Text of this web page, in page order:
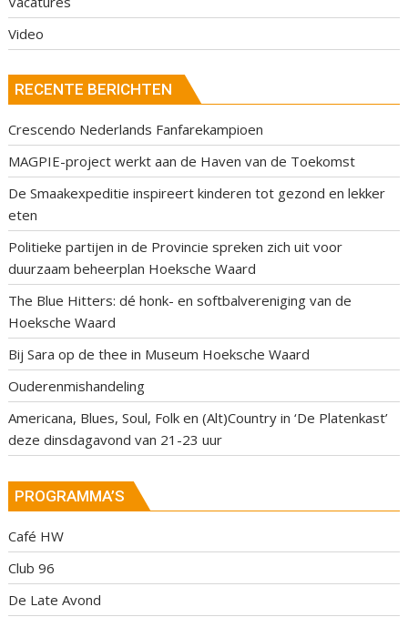
Video
RECENTE BERICHTEN
Crescendo Nederlands Fanfarekampioen
MAGPIE-project werkt aan de Haven van de Toekomst
De Smaakexpeditie inspireert kinderen tot gezond en lekker
eten
Politieke partijen in de Provincie spreken zich uit voor
duurzaam beheerplan Hoeksche Waard
The Blue Hitters: dé honk- en softbalvereniging van de
Hoeksche Waard
Bij Sara op de thee in Museum Hoeksche Waard
Ouderenmishandeling
Americana, Blues, Soul, Folk en (Alt)Country in ‘De Platenkast’
deze dinsdagavond van 21-23 uur
PROGRAMMA’S
Café HW
Club 96
De Late Avond